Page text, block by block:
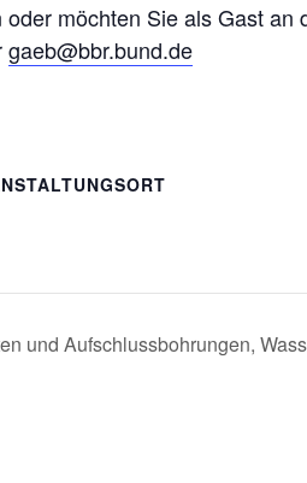
möchten Sie als Gast an
gaeb@bbr.bund.de
und Aufschlussbohrungen,